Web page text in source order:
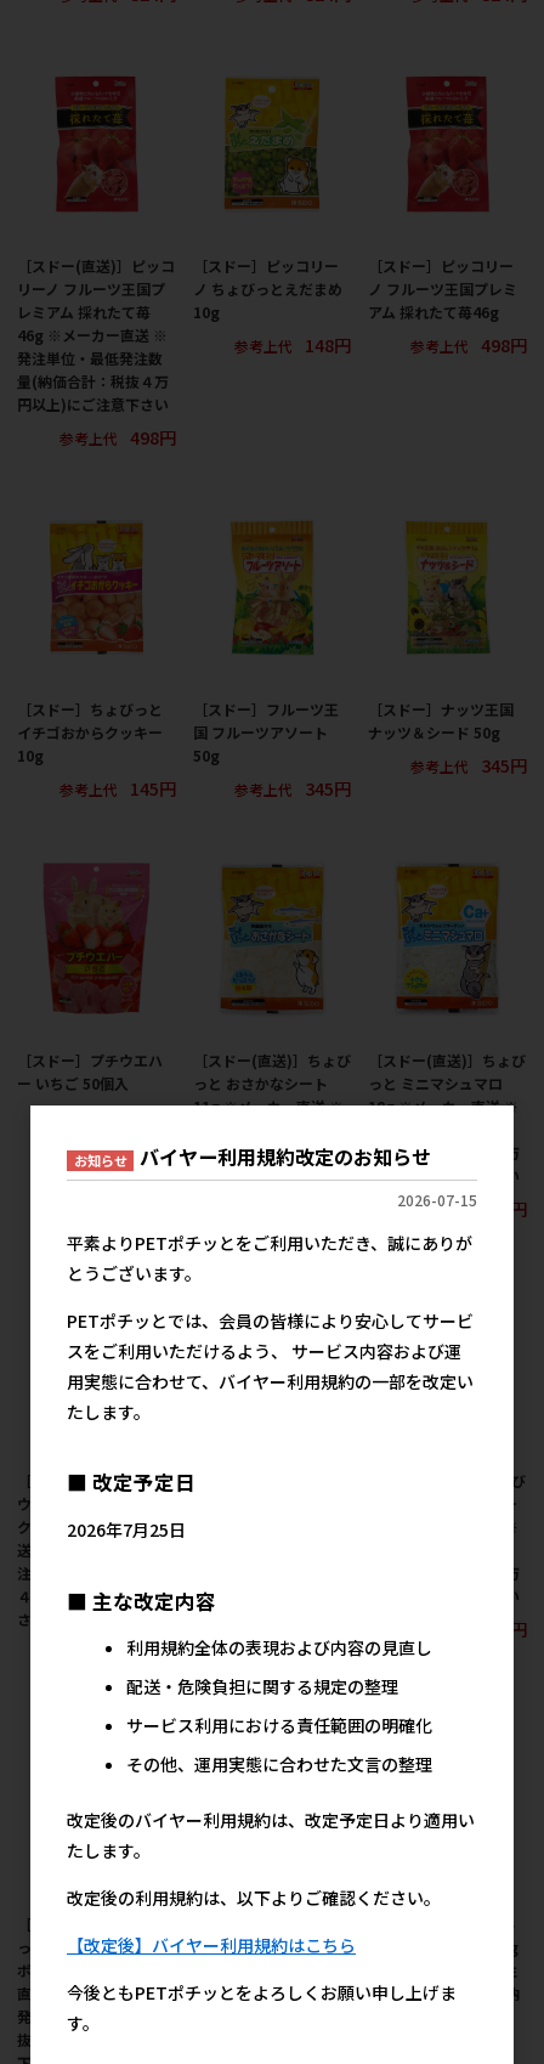
［スドー(直送)］ピッコ
リーノ フルーツ王国プ
レミアム 採れたて苺
46g ※メーカー直送 ※
発注単位・最低発注数
量(納価合計：税抜４万
円以上)にご注意下さい
参考上代
498円
［スドー］ピッコリー
ノ ちょびっとえだまめ
10g
参考上代
148円
［スドー］ピッコリー
ノ フルーツ王国プレミ
アム 採れたて苺46g
参考上代
498円
［スドー］ちょびっと
イチゴおからクッキー
10g
参考上代
145円
［スドー］フルーツ王
国 フルーツアソート
50g
参考上代
345円
［スドー］ナッツ王国
ナッツ＆シード 50g
参考上代
345円
［スドー］プチウエハ
ー いちご 50個入
［スドー(直送)］ちょび
っと おさかなシート
11g ※メーカー直送 ※
量(納価合計：税抜４万
円以上)にご注意下さい
［スドー(直送)］ちょび
っと ミニマシュマロ
18g ※メーカー直送 ※
量(納価合計：税抜４万
円以上)にご注意下さい
参考上代
145円
［スドー(直送)］ハム・
ウサのベジタブルミッ
クス 55g ※メーカー直
送 ※発注単位・最低発
注数量(納価合計：税抜
４万円以上)にご注意下
さい
参考上代
657円
［スドー(直送)］ハム・
万円以上)にご注意下さ
い
参考上代 657円
［スドー(直送)］ちょび
っと にんじんクッキー
10g ※メーカー直送 ※
量(納価合計：税抜４万
円以上)にご注意下さい
145円
［スドー(直送)］おやつ
っ子倶楽部 小粒イチゴ
ボーロ 34g ※メーカー
直送 ※発注単位・最低
発注数量(納価合計：税
抜４万円以上)にご注意
っと 小粒ビスケット
発注単位・最低発注数
ーツ王国 パパイア 80g
※メーカー直送 ※発注
単位・最低発注数量(納
お知らせ バイヤー利用規約改定のお知らせ
2026-07-15
平素よりPETポチッとをご利用いただき、誠にありが
とうございます。
PETポチッとでは、会員の皆様により安心してサービ
スをご利用いただけるよう、 サービス内容および運
用実態に合わせて、バイヤー利用規約の一部を改定い
たします。
■ 改定予定日
2026年7月25日
■ 主な改定内容
利用規約全体の表現および内容の見直し
配送・危険負担に関する規定の整理
サービス利用における責任範囲の明確化
その他、運用実態に合わせた文言の整理
改定後のバイヤー利用規約は、改定予定日より適用い
たします。
改定後の利用規約は、以下よりご確認ください。
【改定後】バイヤー利用規約はこちら
今後ともPETポチッとをよろしくお願い申し上げま
す。